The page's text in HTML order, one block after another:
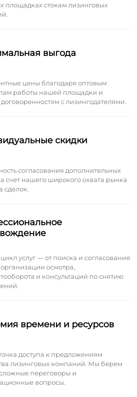
площадках стокам лизинговых
выгода
цены благодаря оптовым
работы нашей площадки и
с лизингодателями.
скидки
согласования дополнительных
счет нашего широкого охвата рынка
сделок.
услуг — от поиска и согласования
осмотра,
и консультаций по снятию
времени и ресурсов
доступа к предложениям
лизинговых компаний. Мы берем
переговоры и
вопросы.